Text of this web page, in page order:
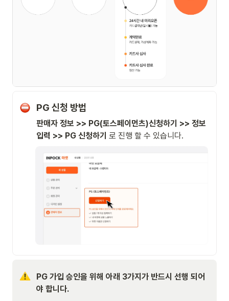
PG 신청 방법
판매자 정보 >> PG(토스페이먼츠)신청하기 >> 정보
입력 >> PG 신청하기 로 진행 할 수 있습니다.
PG 가입 승인을 위해 아래 3가지가 반드시 선행 되어
야 합니다.